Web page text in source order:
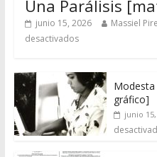
Una Parálisis
junio 15, 2026 Massiel
desactivados
gráfico]
junio